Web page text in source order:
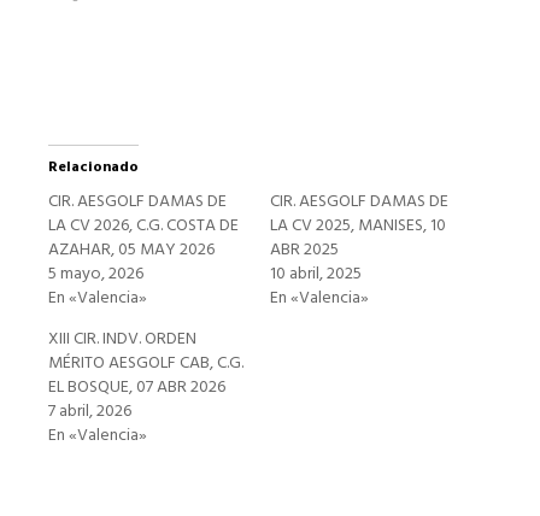
Relacionado
CIR. AESGOLF DAMAS DE
LA CV 2026, C.G. COSTA DE
AZAHAR, 05 MAY 2026
5 mayo, 2026
En «Valencia»
CIR. AESGOLF DAMAS DE
LA CV 2025, MANISES, 10
ABR 2025
10 abril, 2025
En «Valencia»
XIII CIR. INDV. ORDEN
MÉRITO AESGOLF CAB, C.G.
EL BOSQUE, 07 ABR 2026
7 abril, 2026
En «Valencia»